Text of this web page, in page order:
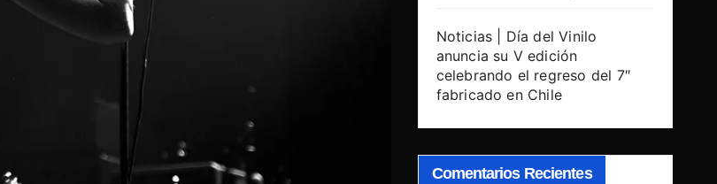
Noticias | Día del Vinilo
anuncia su V edición
celebrando el regreso del 7″
fabricado en Chile
Comentarios Recientes